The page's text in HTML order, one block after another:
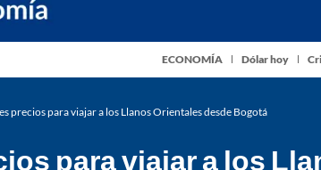
ECONOMÍA Dólar hoy
precios para viajar a los Llanos Orientales desde Bogotá
para viajar a los